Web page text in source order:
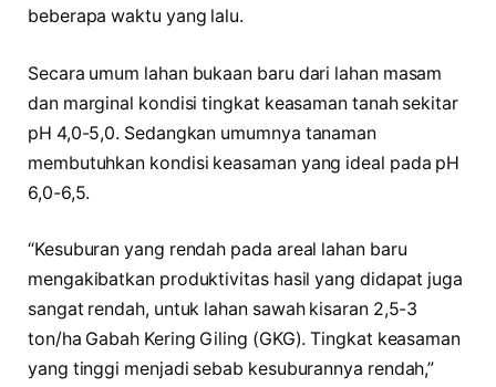
beberapa waktu yang lalu.
Secara umum lahan bukaan baru dari lahan masam
dan marginal kondisi tingkat keasaman tanah sekitar
pH 4,0-5,0. Sedangkan umumnya tanaman
membutuhkan kondisi keasaman yang ideal pada pH
6,0-6,5.
“Kesuburan yang rendah pada areal lahan baru
mengakibatkan produktivitas hasil yang didapat juga
sangat rendah, untuk lahan sawah kisaran 2,5-3
ton/ha Gabah Kering Giling (GKG). Tingkat keasaman
yang tinggi menjadi sebab kesuburannya rendah,”